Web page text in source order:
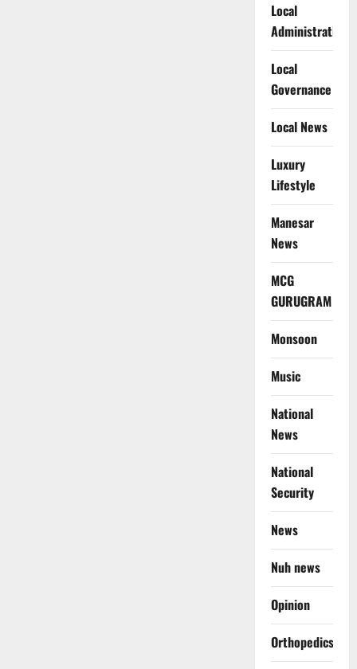
Local
Administration
Local
Governance
Local News
Luxury
Lifestyle
Manesar
News
MCG
GURUGRAM
Monsoon
Music
National
News
National
Security
News
Nuh news
Opinion
Orthopedics